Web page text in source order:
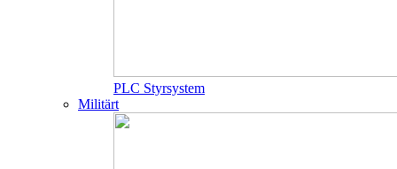
PLC Styrsystem
Militärt